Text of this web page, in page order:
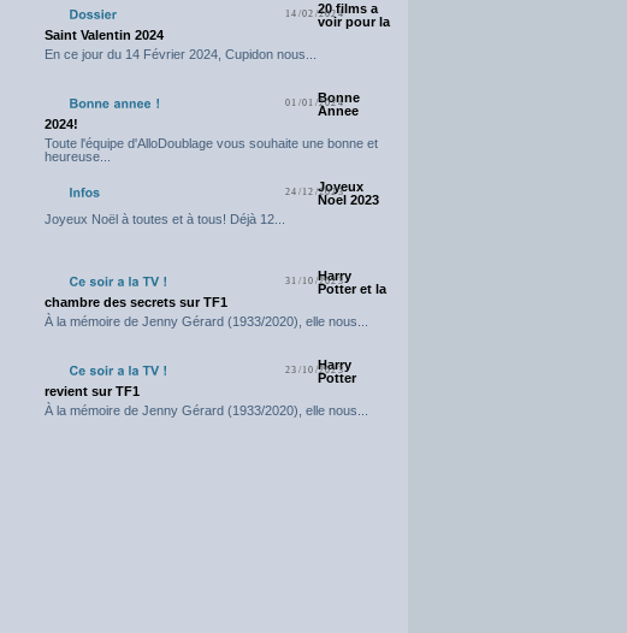
14/02/202420 films a
voir pour la
Saint Valentin 2024
En ce jour du 14 Février 2024, Cupidon nous...
01/01/2024
Bonne
Annee
2024!
Toute l'équipe d'AlloDoublage vous souhaite une bonne et
heureuse...
24/12/2023
Joyeux
Noel 2023
Joyeux Noël à toutes et à tous! Déjà 12...
31/10/2023
Harry
Potter et la
chambre des secrets sur TF1
À la mémoire de Jenny Gérard (1933/2020), elle nous...
23/10/2023
Harry
Potter
revient sur TF1
À la mémoire de Jenny Gérard (1933/2020), elle nous...